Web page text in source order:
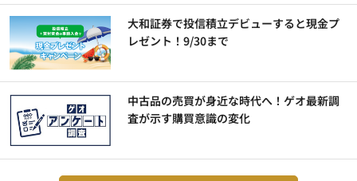
大和証券で投信積立デビューすると現金プ
レゼント！9/30まで
中古品の売買が身近な時代へ！ゲオ最新調
査が示す購買意識の変化